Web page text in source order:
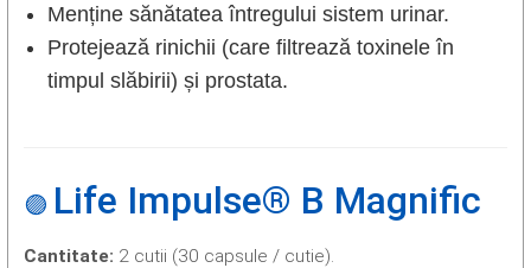
Menține sănătatea întregului sistem urinar.
Protejează rinichii (care filtrează toxinele în
timpul slăbirii) și prostata.
🟣 Life Impulse® B Magnific
Cantitate: 2 cutii (30 capsule / cutie).